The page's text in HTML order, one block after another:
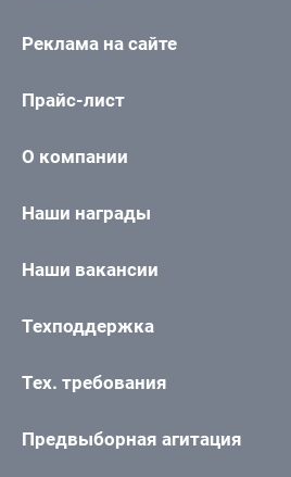
Реклама на сайте
Прайс-лист
О компании
Наши награды
Наши вакансии
Техподдержка
Тех. требования
Предвыборная агитация